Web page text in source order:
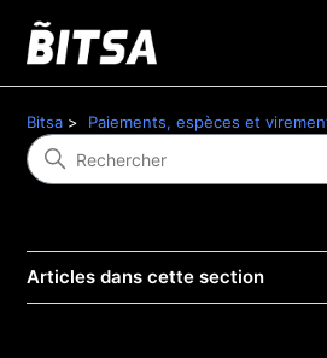
Bitsa Paiements, espèces et
Articles dans cette section